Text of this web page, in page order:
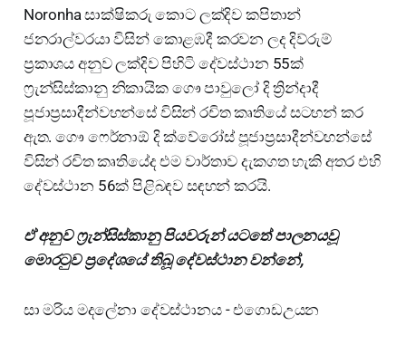
Noronha සාක්ෂිකරු කොට ලක්දිව කපිතාන්
ජනරාල්වරයා විසින් කොළඹදී කරවන ලද දිව්රුම්
ප්‍රකාශය අනුව ලක්දිව පිහිටි දේවස්ථාන 55ක්
ෆ්‍රැන්සිස්කානු නිකායික ගෞ පාවුලෝ දි ත්‍රින්දාදී
පූජාප්‍රසාදීන්වහන්සේ විසින් රචිත කෘතියේ සටහන් කර
ඇත. ගෞ ෆෙර්නාඕ දි ක්වේරෝස් පූජාප්‍රසාදීන්වහන්සේ
විසින් රචිත කෘතියේද එම වාර්තාව දැකගත හැකි අතර එහි
දේවස්ථාන 56ක් පිළිබඳව සඳහන් කරයි.
ඒ අනුව ෆ්‍රැන්සිස්කානු පියවරුන් යටතේ පාලනයවූ
මොරටුව ප්‍රදේශයේ තිබූ දේවස්ථාන වන්නේ,
සා මරිය මදලේනා දේවස්ථානය - එගොඩඋයන